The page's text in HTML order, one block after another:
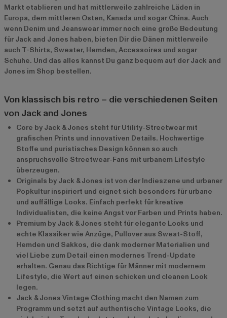
Markt etablieren und hat mittlerweile zahlreiche Läden in
Europa, dem mittleren Osten, Kanada und sogar China. Auch
wenn Denim und Jeanswear immer noch eine große Bedeutung
für Jack and Jones haben, bieten Dir die Dänen mittlerweile
auch T-Shirts, Sweater, Hemden, Accessoires und sogar
Schuhe. Und das alles kannst Du ganz bequem auf der Jack and
Jones im Shop bestellen.
Von klassisch bis retro – die verschiedenen Seiten
von Jack and Jones
Core by Jack & Jones steht für Utility-Streetwear mit
grafischen Prints und innovativen Details. Hochwertige
Stoffe und puristisches Design können so auch
anspruchsvolle Streetwear-Fans mit urbanem Lifestyle
überzeugen.
Originals by Jack & Jones ist von der Indieszene und urbaner
Popkultur inspiriert und eignet sich besonders für urbane
und auffällige Looks. Einfach perfekt für kreative
Individualisten, die keine Angst vor Farben und Prints haben.
Premium by Jack & Jones steht für elegante Looks und
echte Klassiker wie Anzüge, Pullover aus Sweat-Stoff,
Hemden und Sakkos, die dank moderner Materialien und
viel Liebe zum Detail einen modernes Trend-Update
erhalten. Genau das Richtige für Männer mit modernem
Lifestyle, die Wert auf einen schicken und cleanen Look
legen.
Jack & Jones Vintage Clothing macht den Namen zum
Programm und setzt auf authentische Vintage Looks, die